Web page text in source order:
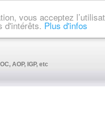
vous acceptez
d'intérêts. Plus d'infos
AOP, IGP, etc